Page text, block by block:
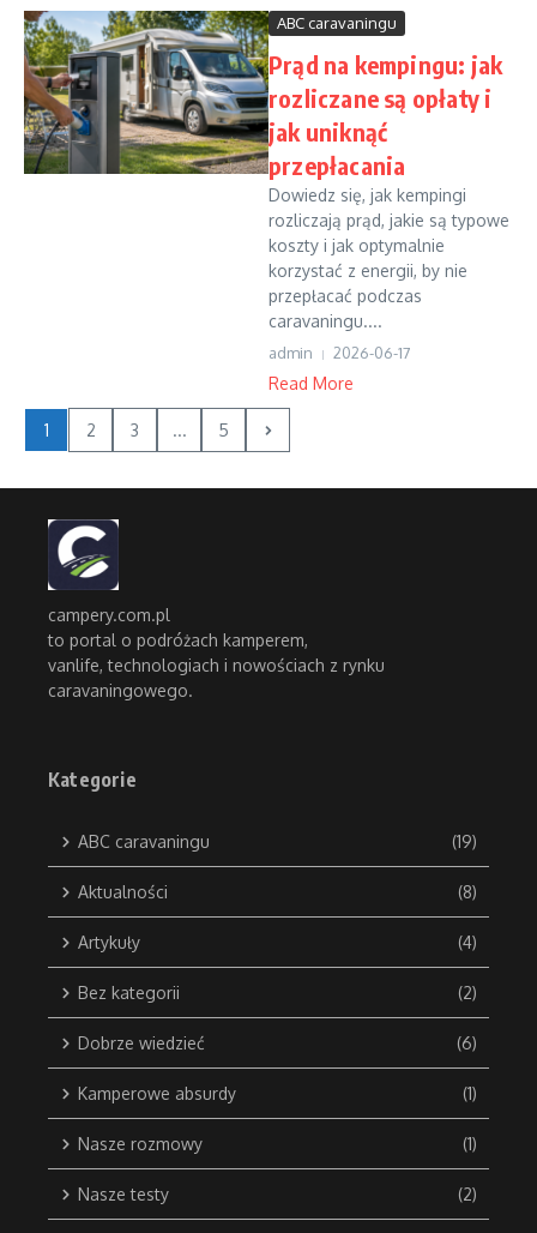
ABC caravaningu
Prąd na kempingu: jak
rozliczane są opłaty i
jak uniknąć
przepłacania
Dowiedz się, jak kempingi
rozliczają prąd, jakie są typowe
koszty i jak optymalnie
korzystać z energii, by nie
przepłacać podczas
caravaningu....
admin 2026-06-17
Read More
1 2 3 ... 5
campery.com.pl
to portal o podróżach kamperem,
vanlife, technologiach i nowościach z rynku
caravaningowego.
Kategorie
ABC caravaningu (19)
Aktualności (8)
Artykuły (4)
Bez kategorii (2)
Dobrze wiedzieć (6)
Kamperowe absurdy (1)
Nasze rozmowy (1)
Nasze testy (2)